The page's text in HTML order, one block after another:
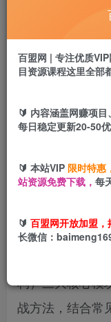
变现全攻略，涵
售技巧（客户
构）三大核心模
战方法，结合常
百盟网 | 专注优质
目资源课程这里全部
🔰 内容涵盖网赚项
每日稳定更新20-50
🔰 本站VIP 限时特惠
站资源免费下载， 每
🔰 百盟网开放加盟，
长微信：